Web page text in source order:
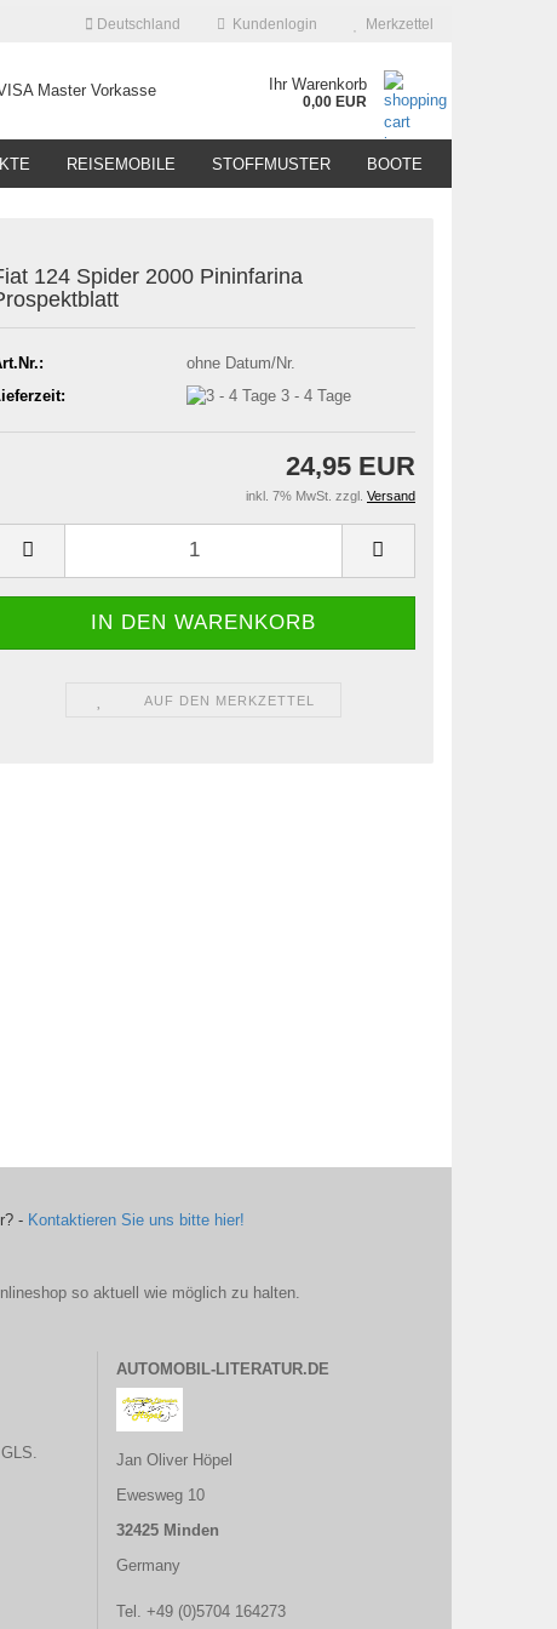
Deutschland Kundenlogin Merkzettel
Ihr Warenkorb
0,00 EUR
REISEMOBILE STOFFMUSTER BOOTE
124 Spider 2000 Pininfarina
ohne Datum/Nr.
3 - 4 Tage
24,95 EUR
inkl. 7% MwSt. zzgl. Versand
AUF DEN MERKZETTEL
- Kontaktieren Sie uns bitte hier!
so aktuell wie möglich zu halten.
AUTOMOBIL-LITERATUR.DE
Jan Oliver Höpel
Ewesweg 10
32425 Minden
Germany
Tel. +49 (0)5704 164273